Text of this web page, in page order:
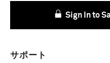
Sign In to
サポート